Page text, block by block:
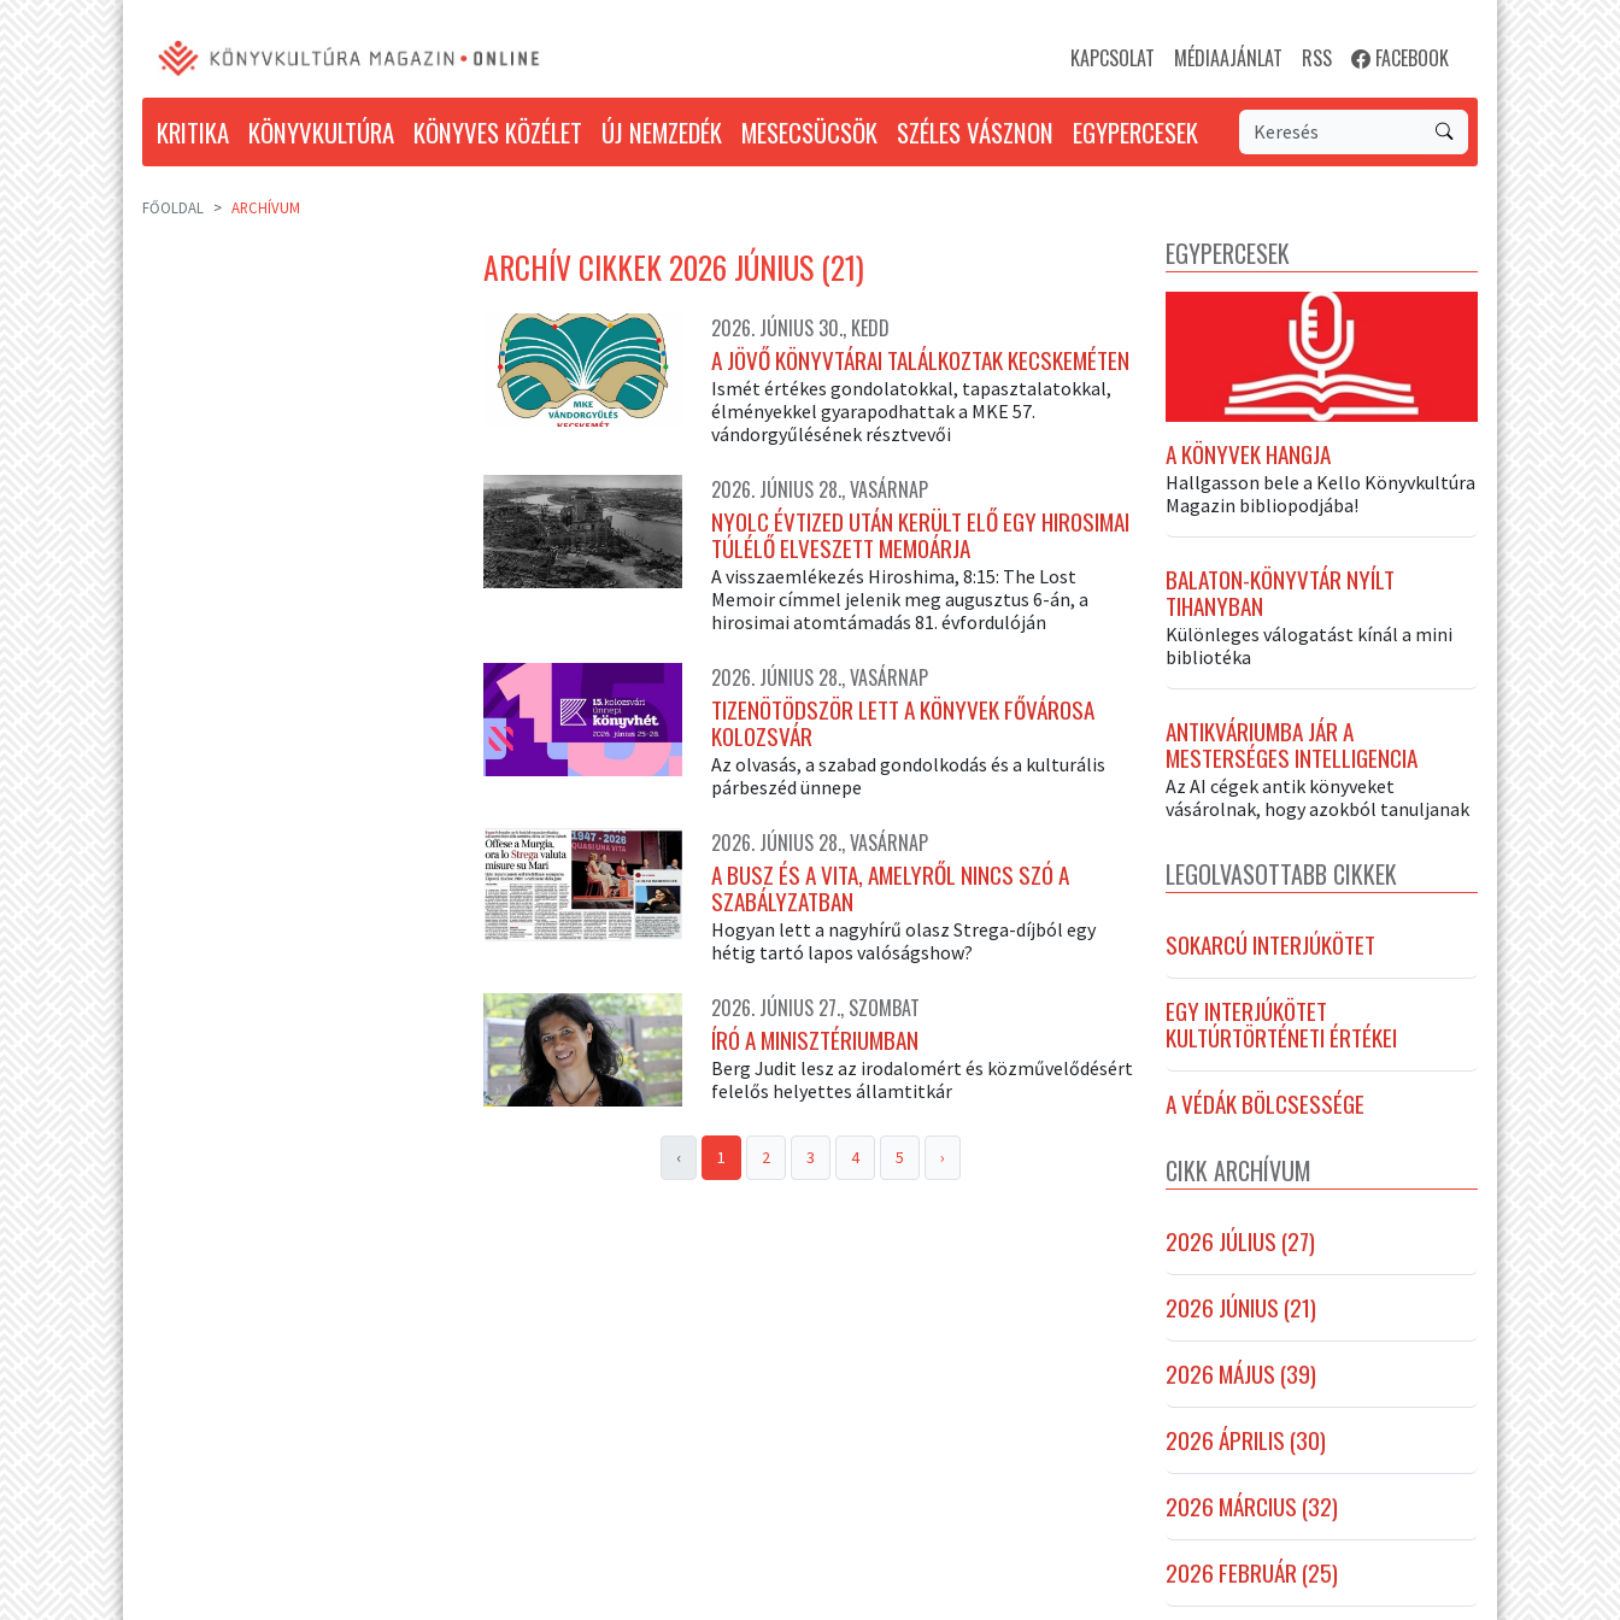
KAPCSOLAT MÉDIAAJÁNLAT RSS FACEBOOK
KRITIKA KÖNYVKULTÚRA KÖNYVES KÖZÉLET ÚJ NEMZEDÉK MESECSÜCSÖK SZÉLES VÁSZNON EGYPERCESEK
FŐOLDAL ARCHÍVUM
ARCHÍV CIKKEK 2026 JÚNIUS (21)
2026. JÚNIUS 30., KEDD
A JÖVŐ KÖNYVTÁRAI TALÁLKOZTAK KECSKEMÉTEN
Ismét értékes gondolatokkal, tapasztalatokkal,
élményekkel gyarapodhattak a MKE 57.
vándorgyűlésének résztvevői
2026. JÚNIUS 28., VASÁRNAP
NYOLC ÉVTIZED UTÁN KERÜLT ELŐ EGY HIROSIMAI
TÚLÉLŐ ELVESZETT MEMOÁRJA
A visszaemlékezés Hiroshima, 8:15: The Lost
Memoir címmel jelenik meg augusztus 6-án, a
hirosimai atomtámadás 81. évfordulóján
2026. JÚNIUS 28., VASÁRNAP
TIZENÖTÖDSZÖR LETT A KÖNYVEK FŐVÁROSA
KOLOZSVÁR
Az olvasás, a szabad gondolkodás és a kulturális
párbeszéd ünnepe
2026. JÚNIUS 28., VASÁRNAP
A BUSZ ÉS A VITA, AMELYRŐL NINCS SZÓ A
SZABÁLYZATBAN
Hogyan lett a nagyhírű olasz Strega-díjból egy
hétig tartó lapos valóságshow?
2026. JÚNIUS 27., SZOMBAT
ÍRÓ A MINISZTÉRIUMBAN
Berg Judit lesz az irodalomért és közművelődésért
felelős helyettes államtitkár
‹ 1 2 3 4 5 ›
EGYPERCESEK
A KÖNYVEK HANGJA
Hallgasson bele a Kello Könyvkultúra
Magazin bibliopodjába!
BALATON-KÖNYVTÁR NYÍLT
TIHANYBAN
Különleges válogatást kínál a mini
bibliotéka
ANTIKVÁRIUMBA JÁR A
MESTERSÉGES INTELLIGENCIA
Az AI cégek antik könyveket
vásárolnak, hogy azokból tanuljanak
LEGOLVASOTTABB CIKKEK
SOKARCÚ INTERJÚKÖTET
EGY INTERJÚKÖTET
KULTÚRTÖRTÉNETI ÉRTÉKEI
A VÉDÁK BÖLCSESSÉGE
CIKK ARCHÍVUM
2026 JÚLIUS (27)
2026 JÚNIUS (21)
2026 MÁJUS (39)
2026 ÁPRILIS (30)
2026 MÁRCIUS (32)
2026 FEBRUÁR (25)